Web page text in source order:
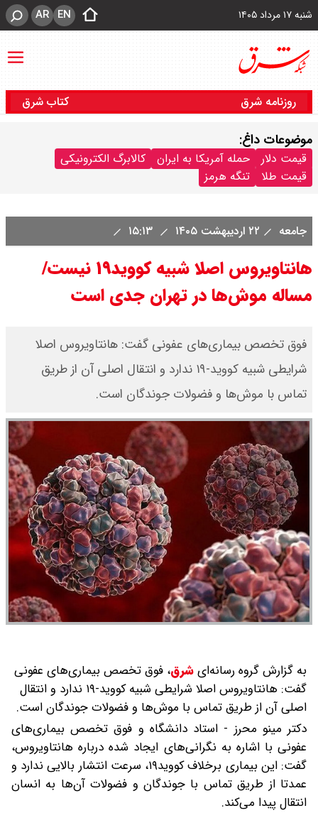
شنبه ۱۷ مرداد ۱۴۰۵ EN
AR
روزنامه شرق کتاب شرق
موضوعات داغ:
قیمت دلار حمله آمریکا به ایران
کالابرگ الکترونیکی
قیمت طلا
تنگه هرمز
جامعه ۲۲ اردیبهشت ۱۴۰۵
هانتاویروس اصلا شبیه کووید۱۹ نیست/
مساله موش‌ها در تهران جدی است
فوق تخصص بیماری‌های عفونی گفت: هانتاویروس اصلا
شرایطی شبیه کووید-۱۹ ندارد و انتقال اصلی آن از طریق
تماس با موش‌ها و فضولات جوندگان است.
به گزارش گروه رسانه‌ایشرق، فوق تخصص بیماری‌های عفونی
گفت: هانتاویروس اصلا شرایطی شبیه کووید-۱۹ ندارد و انتقال
اصلی آن از طریق تماس با موش‌ها و فضولات جوندگان است.
دکتر مینو محرز - استاد دانشگاه و فوق تخصص بیماری‌های
عفونی با اشاره به نگرانی‌های ایجاد شده درباره هانتاویروس،
گفت: این بیماری برخلاف کووید۱۹، سرعت انتشار بالایی ندارد و
عمدتا از طریق تماس با جوندگان و فضولات آن‌ها به انسان
انتقال پیدا می‌کند.